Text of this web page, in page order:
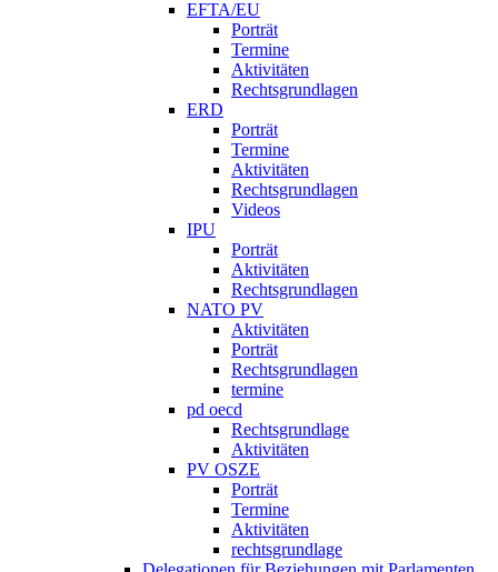
EFTA/EU
Porträt
Termine
Aktivitäten
Rechtsgrundlagen
ERD
Porträt
Termine
Aktivitäten
Rechtsgrundlagen
Videos
IPU
Porträt
Aktivitäten
Rechtsgrundlagen
NATO PV
Aktivitäten
Porträt
Rechtsgrundlagen
termine
pd oecd
Rechtsgrundlage
Aktivitäten
PV OSZE
Porträt
Termine
Aktivitäten
rechtsgrundlage